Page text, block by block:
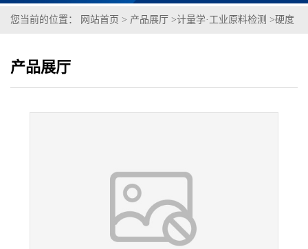
您当前的位置： 网站首页 > 产品展厅 >计量学·工业原料检测 >硬度
产品展厅